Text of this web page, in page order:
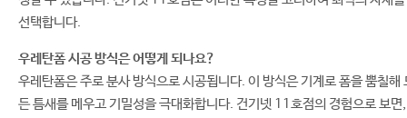
선택합니다.
우레탄폼 시공 방식은 어떻게 되나요?
우레탄폼은 주로 분사 방식으로 시공됩니다. 이 방식은 기계로 폼을 뿜칠해
든 틈새를 메우고 기밀성을 극대화합니다. 건기넷 11호점의 경험으로 보면,